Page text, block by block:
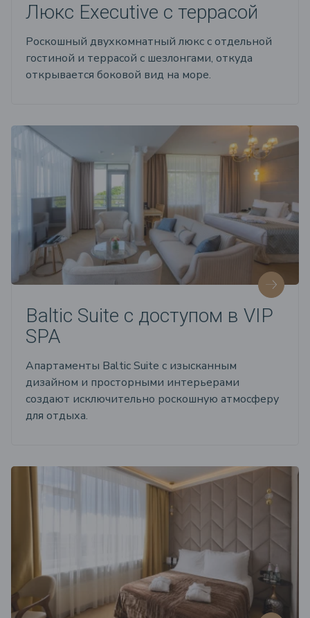
Люкс Executive с террасой
Роскошный двухкомнатный люкс с отдельной
гостиной и террасой с шезлонгами, откуда
открывается боковой вид на море.
Baltic Suite с доступом в VIP
SPA
Апартаменты Baltic Suite с изысканным
дизайном и просторными интерьерами
создают исключительно роскошную атмосферу
для отдыха.